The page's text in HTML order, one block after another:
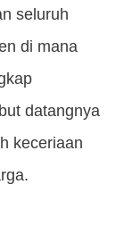
seluruh
di mana
datangnya
keceriaan